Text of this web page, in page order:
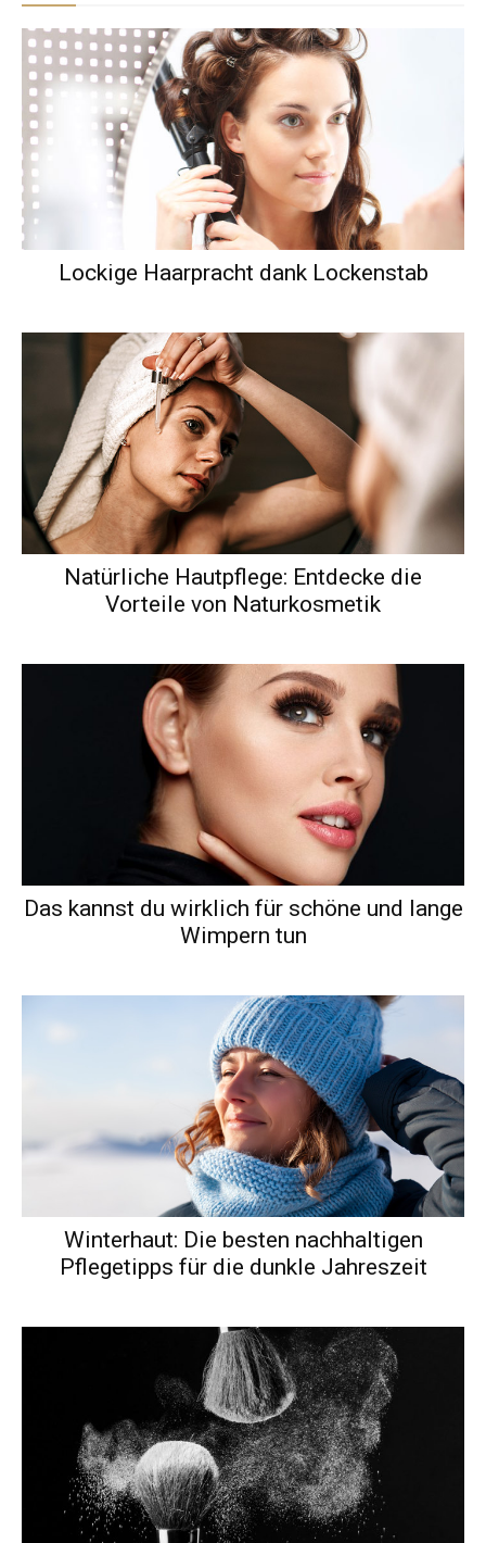
Lockige Haarpracht dank Lockenstab
Natürliche Hautpflege: Entdecke die
Vorteile von Naturkosmetik
Das kannst du wirklich für schöne und lange
Wimpern tun
Winterhaut: Die besten nachhaltigen
Pflegetipps für die dunkle Jahreszeit